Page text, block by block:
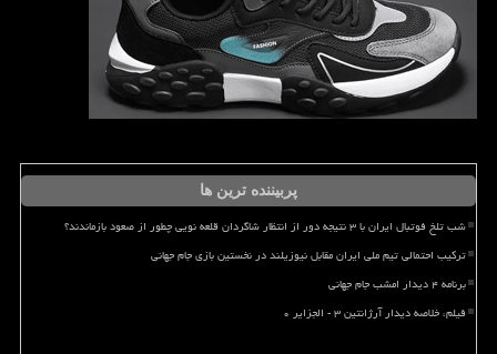
پربیننده ترین ها
شب تلخ فوتبال ایران با ۳ نتیجه دور از انتظار شاگردان قلعه نویی چطور از صعود بازماندند؟
ترکیب احتمالی تیم ملی ایران مقابل نیوزیلند در نخستین بازی جام جهانی
برنامه ۴ دیدار امشب جام جهانی
فیلم، خلاصه دیدار آرژانتین ۳ - الجزایر ۰